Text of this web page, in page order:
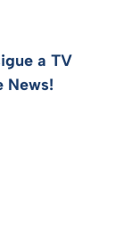
a TV
News!